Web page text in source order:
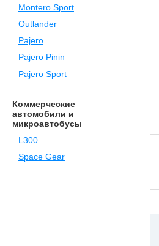
Montero Sport
Outlander
Pajero
Pajero Pinin
Pajero Sport
Коммерческие
автомобили и
микроавтобусы
L300
Space Gear